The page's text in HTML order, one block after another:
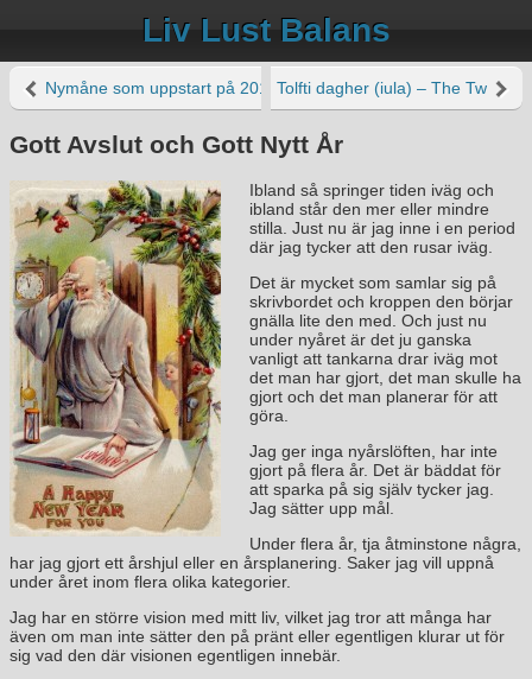
Liv Lust Balans
Nymåne som uppstart på 2014Tolfti dagher (iula) – The Twelve
Gott Avslut och Gott Nytt År
Ibland så springer tiden iväg och
ibland står den mer eller mindre
stilla. Just nu är jag inne i en period
där jag tycker att den rusar iväg.
Det är mycket som samlar sig på
skrivbordet och kroppen den börjar
gnälla lite den med. Och just nu
under nyåret är det ju ganska
vanligt att tankarna drar iväg mot
det man har gjort, det man skulle ha
gjort och det man planerar för att
göra.
Jag ger inga nyårslöften, har inte
gjort på flera år. Det är bäddat för
att sparka på sig själv tycker jag.
Jag sätter upp mål.
Under flera år, tja åtminstone några,
har jag gjort ett årshjul eller en årsplanering. Saker jag vill uppnå
under året inom flera olika kategorier.
Jag har en större vision med mitt liv, vilket jag tror att många har
även om man inte sätter den på pränt eller egentligen klurar ut för
sig vad den där visionen egentligen innebär.